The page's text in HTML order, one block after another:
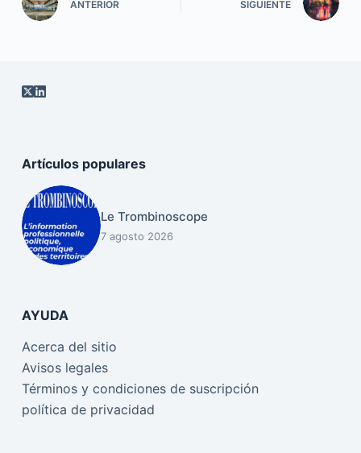
ANTERIOR SIGUIENTE
Artículos populares
Le Trombinoscope
7 agosto 2026
AYUDA
Acerca del sitio
Avisos legales
Términos y condiciones de suscripción
política de privacidad